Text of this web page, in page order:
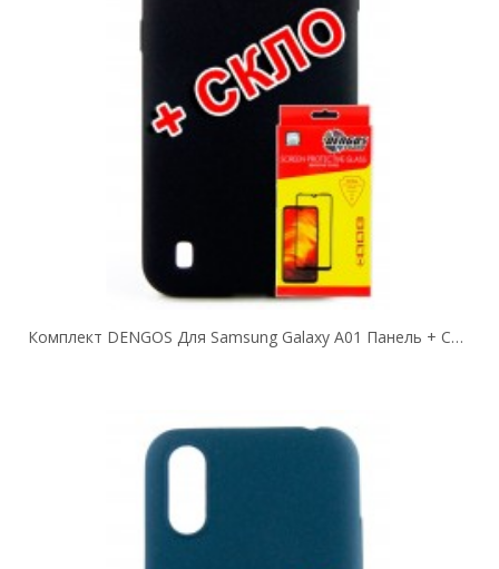
Комплект DENGOS Для Samsung Galaxy A01 Панель + Стекло Защитное Carbon...